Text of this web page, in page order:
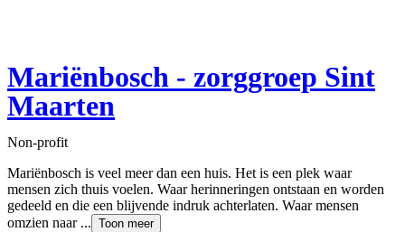
Mariënbosch - zorggroep Sint
Maarten
Non-profit
Mariënbosch is veel meer dan een huis. Het is een plek waar
mensen zich thuis voelen. Waar herinneringen ontstaan en worden
gedeeld en die een blijvende indruk achterlaten. Waar mensen
omzien naar ... Toon meer